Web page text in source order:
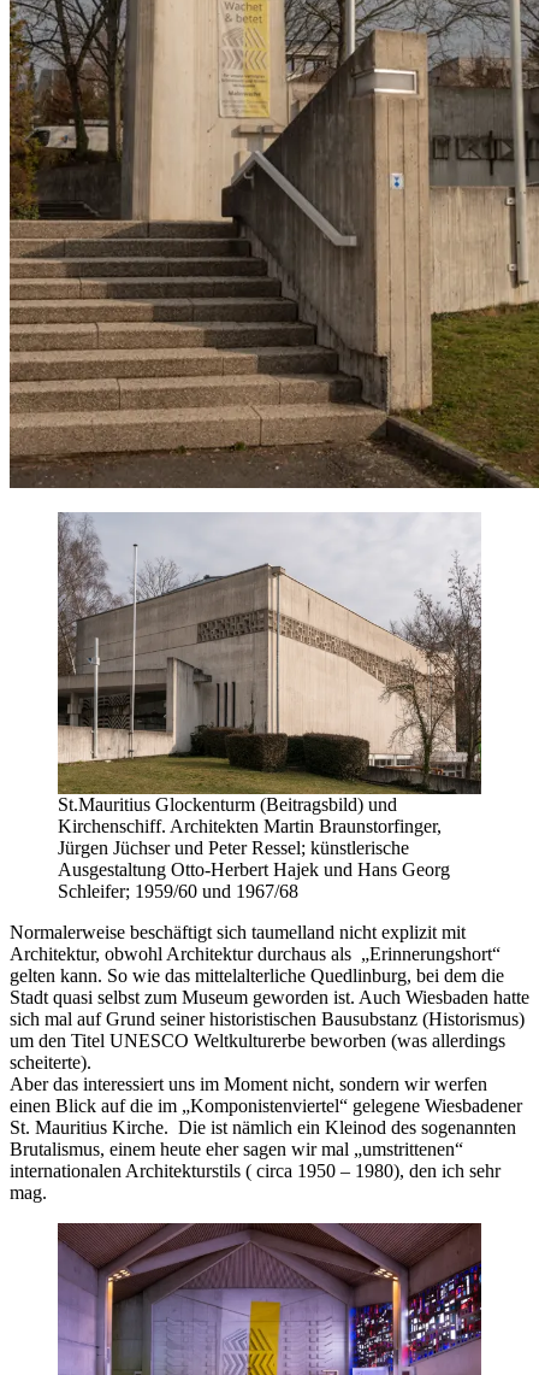
St.Mauritius Glockenturm (Beitragsbild) und
Kirchenschiff. Architekten Martin Braunstorfinger,
Jürgen Jüchser und Peter Ressel; künstlerische
Ausgestaltung Otto-Herbert Hajek und Hans Georg
Schleifer; 1959/60 und 1967/68
Normalerweise beschäftigt sich taumelland nicht explizit mit
Architektur, obwohl Architektur durchaus als „Erinnerungshort“
gelten kann. So wie das mittelalterliche Quedlinburg, bei dem die
Stadt quasi selbst zum Museum geworden ist. Auch Wiesbaden hatte
sich mal auf Grund seiner historistischen Bausubstanz (Historismus)
um den Titel UNESCO Weltkulturerbe beworben (was allerdings
scheiterte).
Aber das interessiert uns im Moment nicht, sondern wir werfen
einen Blick auf die im „Komponistenviertel“ gelegene Wiesbadener
St. Mauritius Kirche. Die ist nämlich ein Kleinod des sogenannten
Brutalismus, einem heute eher sagen wir mal „umstrittenen“
internationalen Architekturstils ( circa 1950 – 1980), den ich sehr
mag.